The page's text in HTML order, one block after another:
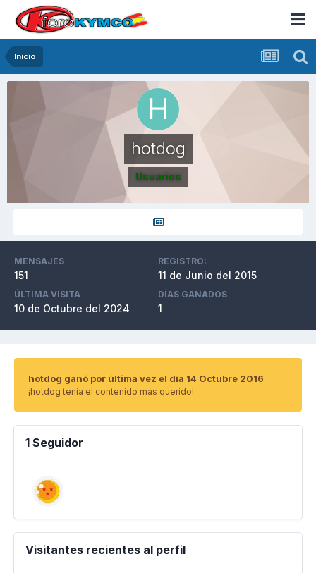
Inicio
hotdog
Usuarios
MENSAJES
151
REGISTRO:
11 de Junio del 2015
ÚLTIMA VISITA
10 de Octubre del 2024
DÍAS GANADOS
1
hotdog ganó por última vez el día 14 Octubre 2016
¡hotdog tenía el contenido más querido!
1 Seguidor
Visitantes recientes al perfil